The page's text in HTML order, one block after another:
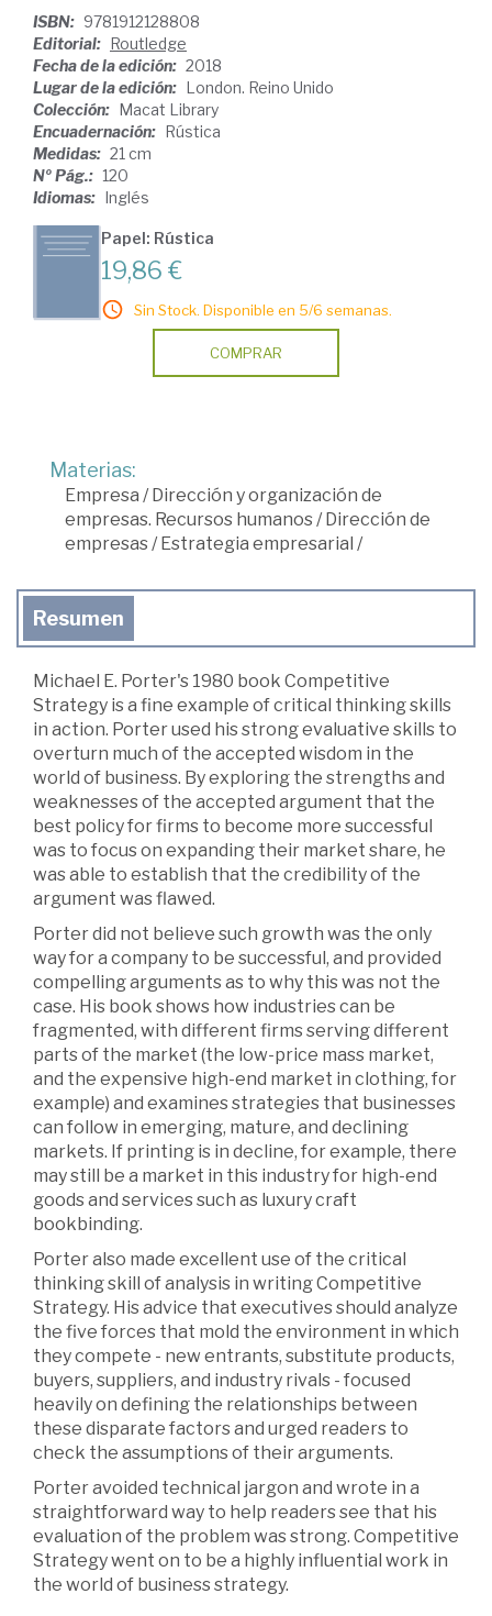
ISBN: 9781912128808
Editorial: Routledge
Fecha de la edición: 2018
Lugar de la edición: London. Reino Unido
Colección: Macat Library
Encuadernación: Rústica
Medidas: 21 cm
Nº Pág.: 120
Idiomas: Inglés
Papel: Rústica
19,86 €
Sin Stock. Disponible en 5/6 semanas.
COMPRAR
Materias:
Empresa /Dirección y organización de
empresas. Recursos humanos /Dirección de
empresas /Estrategia empresarial /
Resumen
Michael E. Porter's 1980 book Competitive
Strategy is a fine example of critical thinking skills
in action. Porter used his strong evaluative skills to
overturn much of the accepted wisdom in the
world of business. By exploring the strengths and
weaknesses of the accepted argument that the
best policy for firms to become more successful
was to focus on expanding their market share, he
was able to establish that the credibility of the
argument was flawed.
Porter did not believe such growth was the only
way for a company to be successful, and provided
compelling arguments as to why this was not the
case. His book shows how industries can be
fragmented, with different firms serving different
parts of the market (the low-price mass market,
and the expensive high-end market in clothing, for
example) and examines strategies that businesses
can follow in emerging, mature, and declining
markets. If printing is in decline, for example, there
may still be a market in this industry for high-end
goods and services such as luxury craft
bookbinding.
Porter also made excellent use of the critical
thinking skill of analysis in writing Competitive
Strategy. His advice that executives should analyze
the five forces that mold the environment in which
they compete - new entrants, substitute products,
buyers, suppliers, and industry rivals - focused
heavily on defining the relationships between
these disparate factors and urged readers to
check the assumptions of their arguments.
Porter avoided technical jargon and wrote in a
straightforward way to help readers see that his
evaluation of the problem was strong. Competitive
Strategy went on to be a highly influential work in
the world of business strategy.